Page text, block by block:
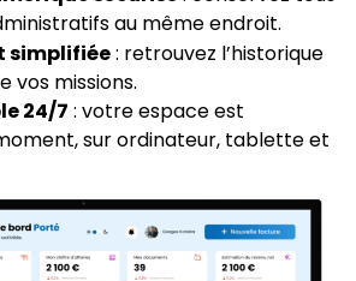
au même endroit.
simplifiée: retrouvez l’historique
vos missions.
24/7 : votre espace est
sur ordinateur, tablette et